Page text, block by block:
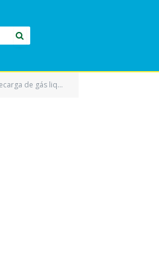
atender as necessidades da Prefeitura)